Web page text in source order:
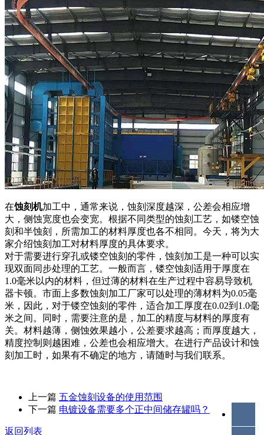
在蚀刻机加工中，通常来说，蚀刻深度越深，公差会相应增
大，侧蚀宽度也会变宽。根据不同类型的蚀刻工艺，如镂空蚀
刻和半蚀刻，所需加工的材料厚度也各不相同。今天，将为大
家介绍蚀刻加工对材料厚度的具体要求。
对于需要进行穿孔或镂空蚀刻的零件，蚀刻加工是一种可以实
现双面同步处理的工艺。一般而言，镂空蚀刻适用于厚度在
1.0毫米以内的材料，但过薄的材料在生产过程中容易导致机
器卡顿。市面上多数蚀刻加工厂家可以处理的薄材料为0.05毫
米，因此，对于镂空蚀刻的零件，适合加工厚度在0.02到1.0毫
米之间。同时，需要注意的是，加工的精度与材料的厚度有
关。材料越薄，侧蚀效果越小，公差要求越高；而厚度越大，
精度控制则越困难，公差也会相应增大。在进行产品设计和蚀
刻加工时，如果有不确定的地方，请随时与我们联系。
上一篇 五金蚀刻设备的使用范围
下一篇 电镀设备需要多个正中间储存罐吗？
返回列表